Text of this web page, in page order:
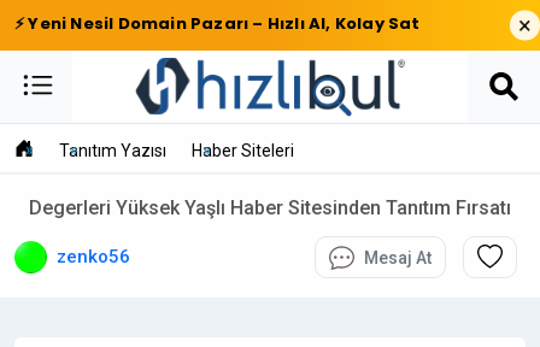
⚡ Yeni Nesil Domain Pazarı – Hızlı Al, Kolay Sat ×
Tanıtım Yazısı Haber Siteleri
Degerleri Yüksek Yaşlı Haber Sitesinden Tanıtım Fırsatı
zenko56 Mesaj At